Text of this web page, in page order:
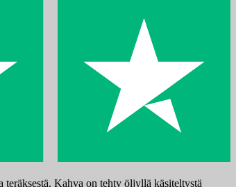
Kahva on tehty öljyllä käsiteltystä